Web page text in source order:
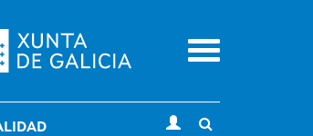
Menu